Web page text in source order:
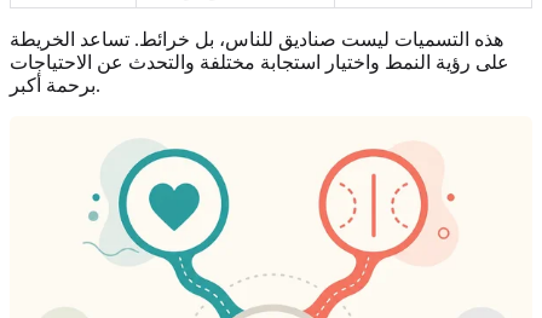
هذه التسميات ليست صناديق للناس، بل خرائط. تساعد الخريطة
على رؤية النمط واختيار استجابة مختلفة والتحدث عن الاحتياجات
برحمة أكبر.